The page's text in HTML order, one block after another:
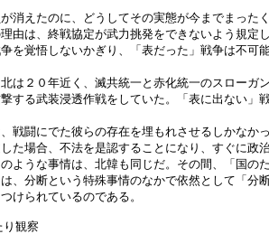
えたのに、どうしてその実態が今までまった
由は、終戦協定が武力挑発をできないよう規定
を覚悟しないかぎり、「表だった」戦争は不可
２０年近く、滅共統一と赤化統一のスローガ
する武装浸透作戦をしていた。「表に出ない」
闘にでた彼らの存在を埋もれさせるしかなか
た場合、不法を是認することになり、すぐに政
ような事情は、北韓も同じだ。その間、「国の
、分断という特殊事情のなかで依然として「分
けられているのである。
り観察